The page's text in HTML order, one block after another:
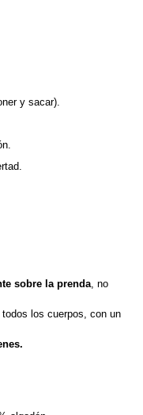
y sacar).
sobre la prenda, no
todos los cuerpos, con un